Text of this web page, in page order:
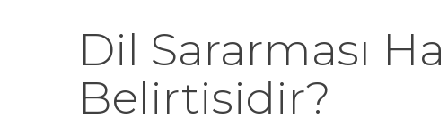
Dil Sararması
Belirtisidir?